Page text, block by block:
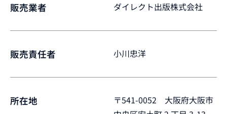
販売業者 ダイレクト出版株式会社
販売責任者 小川忠洋
所在地
〒541-0052 大阪府大阪市